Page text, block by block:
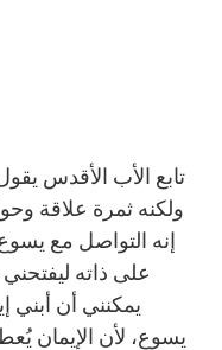
تابع الأب الأقدس
ولكنه ثمرة علاقة
إنه التواصل مع
على ذاته
يمكنني أن
يسوع، لأن الإيمان